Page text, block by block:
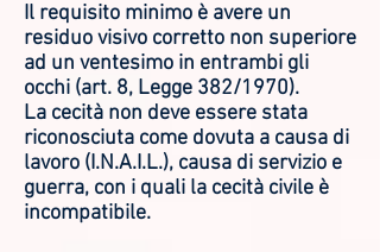
Il requisito minimo è avere un
residuo visivo corretto non superiore
ad un ventesimo in entrambi gli
occhi (art. 8, Legge 382/1970).
La cecità non deve essere stata
riconosciuta come dovuta a causa di
lavoro (I.N.A.I.L.), causa di servizio e
guerra, con i quali la cecità civile è
incompatibile.